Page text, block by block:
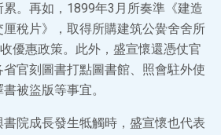
。再如，1899年3月所奏準《建造
稅片》，取得所購建筑公黌舍舍所
優惠政策。此外，盛宣懷還憑仗官
官刻圖書打點圖書館、照會駐外使
被盜版等事宜。
院成長發生牴觸時，盛宣懷也代表